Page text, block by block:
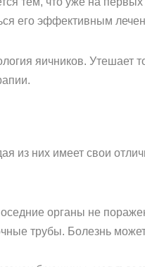
его эффективным
яичников. Утешает
из них имеет свои
органы не
трубы. Болезнь